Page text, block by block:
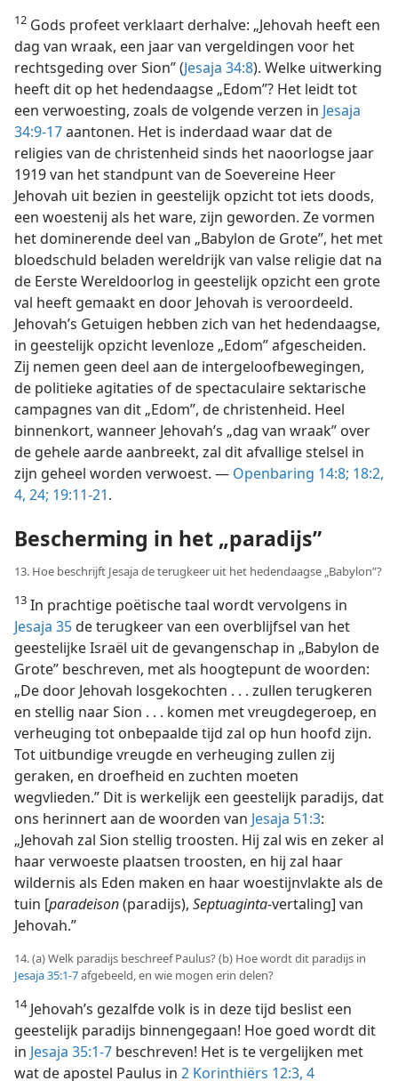
12 Gods profeet verklaart derhalve: „Jehovah heeft een
dag van wraak, een jaar van vergeldingen voor het
rechtsgeding over Sion” (Jesaja 34:8). Welke uitwerking
heeft dit op het hedendaagse „Edom”? Het leidt tot
een verwoesting, zoals de volgende verzen in Jesaja
34:9-17aantonen. Het is inderdaad waar dat de
religies van de christenheid sinds het naoorlogse jaar
1919 van het standpunt van de Soevereine Heer
Jehovah uit bezien in geestelijk opzicht tot iets doods,
een woestenij als het ware, zijn geworden. Ze vormen
het dominerende deel van „Babylon de Grote”, het met
bloedschuld beladen wereldrijk van valse religie dat na
de Eerste Wereldoorlog in geestelijk opzicht een grote
val heeft gemaakt en door Jehovah is veroordeeld.
Jehovah’s Getuigen hebben zich van het hedendaagse,
in geestelijk opzicht levenloze „Edom” afgescheiden.
Zij nemen geen deel aan de intergeloofbewegingen,
de politieke agitaties of de spectaculaire sektarische
campagnes van dit „Edom”, de christenheid. Heel
binnenkort, wanneer Jehovah’s „dag van wraak” over
de gehele aarde aanbreekt, zal dit afvallige stelsel in
zijn geheel worden verwoest. — Openbaring 14:8; 18:2,
4, 24; 19:11-21.
Bescherming in het „paradijs”
13. Hoe beschrijft Jesaja de terugkeer uit het hedendaagse „Babylon”?
13 In prachtige poëtische taal wordt vervolgens in
Jesaja 35de terugkeer van een overblijfsel van het
geestelijke Israël uit de gevangenschap in „Babylon de
Grote” beschreven, met als hoogtepunt de woorden:
„De door Jehovah losgekochten . . . zullen terugkeren
en stellig naar Sion . . . komen met vreugdegeroep, en
verheuging tot onbepaalde tijd zal op hun hoofd zijn.
Tot uitbundige vreugde en verheuging zullen zij
geraken, en droefheid en zuchten moeten
wegvlieden.” Dit is werkelijk een geestelijk paradijs, dat
ons herinnert aan de woorden van Jesaja 51:3:
„Jehovah zal Sion stellig troosten. Hij zal wis en zeker al
haar verwoeste plaatsen troosten, en hij zal haar
wildernis als Eden maken en haar woestijnvlakte als de
tuin [paradeison(paradijs), Septuaginta-vertaling] van
Jehovah.”
14. (a) Welk paradijs beschreef Paulus? (b) Hoe wordt dit paradijs in
Jesaja 35:1-7afgebeeld, en wie mogen erin delen?
14Jehovah’s gezalfde volk is in deze tijd beslist een
geestelijk paradijs binnengegaan! Hoe goed wordt dit
in Jesaja 35:1-7 beschreven! Het is te vergelijken met
wat de apostel Paulus in 2 Korinthiërs 12:3, 4